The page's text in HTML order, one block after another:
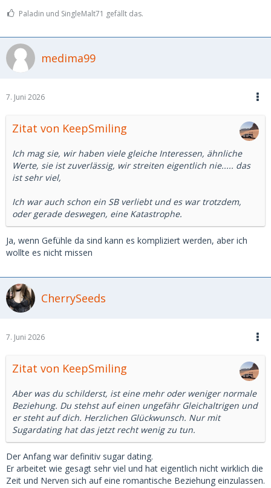
Paladin und SingleMalt71 gefällt das.
medima99
7. Juni 2026
Zitat von KeepSmiling
Ich mag sie, wir haben viele gleiche Interessen, ähnliche
Werte, sie ist zuverlässig, wir streiten eigentlich nie..... das
ist sehr viel,
Ich war auch schon ein SB verliebt und es war trotzdem,
oder gerade deswegen, eine Katastrophe.
Ja, wenn Gefühle da sind kann es kompliziert werden, aber ich
wollte es nicht missen
CherrySeeds
7. Juni 2026
Zitat von KeepSmiling
Aber was du schilderst, ist eine mehr oder weniger normale
Beziehung. Du stehst auf einen ungefähr Gleichaltrigen und
er steht auf dich. Herzlichen Glückwunsch. Nur mit
Sugardating hat das jetzt recht wenig zu tun.
Der Anfang war definitiv sugar dating.
Er arbeitet wie gesagt sehr viel und hat eigentlich nicht wirklich die
Zeit und Nerven sich auf eine romantische Beziehung einzulassen.